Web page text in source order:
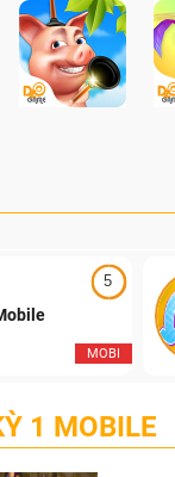
5
MOBI
1 MOBILE